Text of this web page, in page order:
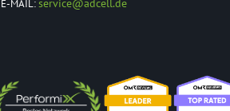
E-MAIL:service@adcell.de